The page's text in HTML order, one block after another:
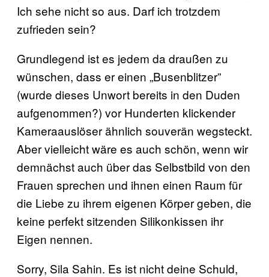
Ich sehe nicht so aus. Darf ich trotzdem
zufrieden sein?
Grundlegend ist es jedem da draußen zu
wünschen, dass er einen „Busenblitzer”
(wurde dieses Unwort bereits in den Duden
aufgenommen?) vor Hunderten klickender
Kameraauslöser ähnlich souverän wegsteckt.
Aber vielleicht wäre es auch schön, wenn wir
demnächst auch über das Selbstbild von den
Frauen sprechen und ihnen einen Raum für
die Liebe zu ihrem eigenen Körper geben, die
keine perfekt sitzenden Silikonkissen ihr
Eigen nennen.
Sorry, Sila Sahin. Es ist nicht deine Schuld,